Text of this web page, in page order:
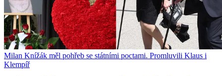
Milan Knížák měl pohřeb se státními poctami. Promluvili Klaus i
Klempíř